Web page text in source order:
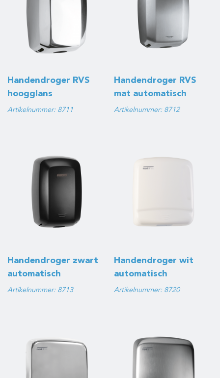
Handendroger RVS
hoogglans
automatisch
Artikelnummer: 8711
Handendroger RVS
mat automatisch
Artikelnummer: 8712
Handendroger zwart
automatisch
Artikelnummer: 8713
Handendroger wit
automatisch
Artikelnummer: 8720